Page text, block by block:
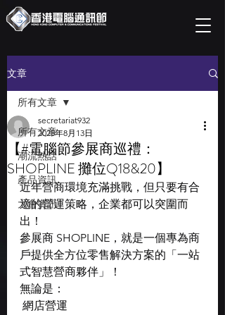
文章
所有文章
潮流熱話
產品資訊
大會資訊
所有文章
【#電腦節參展商巡禮：
SHOPLINE 攤位Q18&20】
secretariat932
2025年8月13日
近年營商環境充滿挑戰，但只要有合
適的營運策略，企業都可以突圍而
出！
參展商 SHOPLINE，就是一個專為商
戶提供全方位零售解決方案的「一站
式智慧營商夥伴」！
無論是：
網店營運